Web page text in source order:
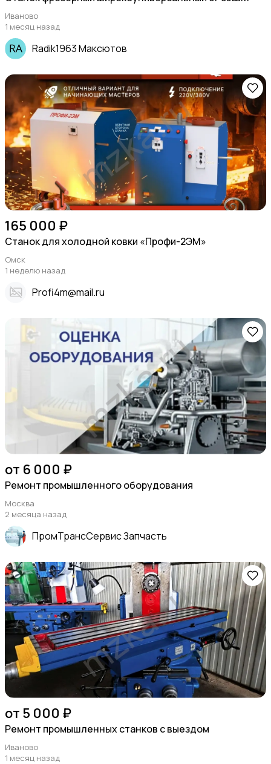
Иваново
1 месяц назад
Radik1963 Максютов
165 000 ₽
Станок для холодной ковки «Профи-2ЭМ»
Омск
1 неделю назад
Profi4m@mail.ru
от 6 000 ₽
Ремонт промышленного оборудования
Москва
2 месяца назад
ПромТрансСервис Запчасть
от 5 000 ₽
Ремонт промышленных станков с выездом
Иваново
1 месяц назад